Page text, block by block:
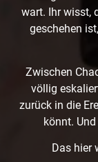
wart. Ihr wisst,
geschehen
Zwischen
völlig
zurück in die
könnt.
Das hier